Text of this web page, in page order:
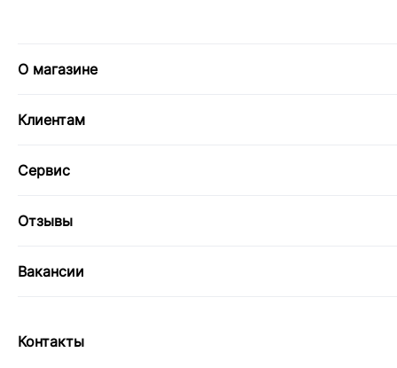
О магазине
Клиентам
Сервис
Отзывы
Вакансии
Контакты